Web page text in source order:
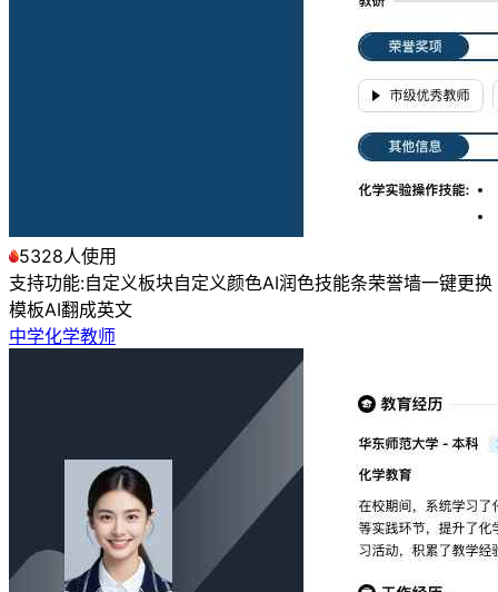
5328人使用
支持功能:自定义板块自定义颜色AI润色技能条荣誉墙一键更换
模板AI翻成英文
中学化学教师